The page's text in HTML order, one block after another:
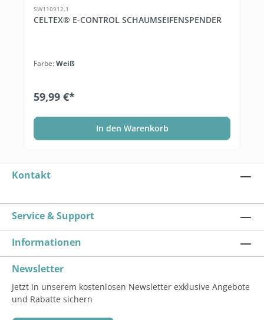
SW110912.1
CELTEX® E-CONTROL SCHAUMSEIFENSPENDER
Farbe:Weiß
59,99 €*
In den Warenkorb
Kontakt
Service & Support
Informationen
Newsletter
Jetzt in unserem kostenlosen Newsletter exklusive Angebote
und Rabatte sichern